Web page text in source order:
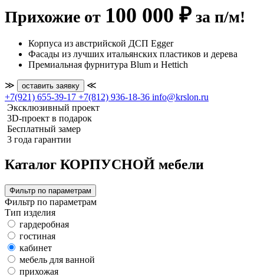
Прихожие от 100 000 ₽ за п/м!
Корпуса из австрийской ДСП Egger
Фасады из лучших итальянских пластиков и дерева
Премиальная фурнитура Blum и Hettich
≫ оставить заявку
≪
+7(921) 655-39-17 +7(812) 936-18-36 info@krslon.ru
Эксклюзивный проект
3D-проект в подарок
Бесплатный замер
3 года гарантии
Каталог КОРПУСНОЙ мебели
Фильтр по параметрам
Фильтр по параметрам
Тип изделия
гардеробная
гостиная
кабинет
мебель для ванной
прихожая